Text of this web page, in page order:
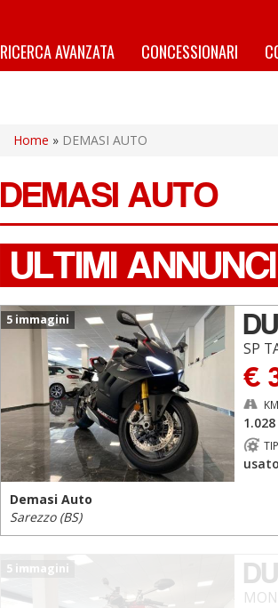
RICERCA AVANZATA CONCESSIONARI
Home » DEMASI AUTO
DEMASI AUTO
ULTIMI ANNUNCI
5 immagini
SP
€
KM
1.028
usato
Demasi Auto
Sarezzo (BS)
5 immagini